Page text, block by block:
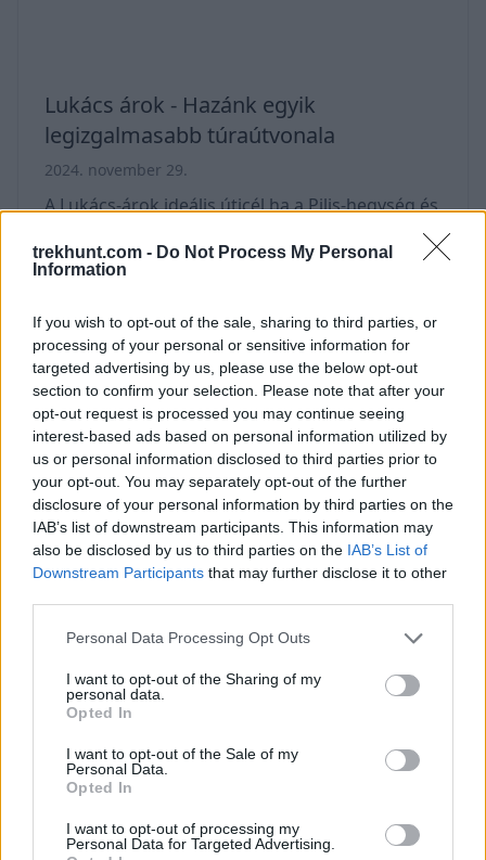
trekhunt.com - Do Not Process My Personal
Information
If you wish to opt-out of the sale, sharing to third parties, or
processing of your personal or sensitive information for
targeted advertising by us, please use the below opt-out
section to confirm your selection. Please note that after your
opt-out request is processed you may continue seeing
interest-based ads based on personal information utilized by
us or personal information disclosed to third parties prior to
your opt-out. You may separately opt-out of the further
disclosure of your personal information by third parties on the
IAB’s list of downstream participants. This information may
also be disclosed by us to third parties on the IAB’s List of
Downstream Participants that may further disclose it to other
Please note that this website/app uses one or more Google
not limited to your visit or usage behaviour. You may click to
grant or deny consent to Google and its third-party tags to
use your data for below specified purposes in below Google
consent section.
Personal Data Processing Opt Outs
I want to opt-out of the Sharing of my
personal data.
Opted In
I want to opt-out of the Sale of my
Personal Data.
Opted In
I want to opt-out of processing my
Personal Data for Targeted Advertising.
Lukács árok - Hazánk egyik
legizgalmasabb túraútvonala
2024. november 29.
A Lukács-árok ideális úticél ha a Pilis-hegység és
kirándulóhelyet. A vadregényes szurdok
találjuk. Párhuzamosan fekszik a Rám
szakadékkal, így sokan egy körtúra keretén
belül kirándulják végig mindkettőt. Ez a
különleges geológiai képződmény és a
környező természetvédelmi terület számos
érdekességet kínál a túrázóknak. 💡A Rám
szakadék végén a sárga jelzést követve jobbra,
az Árpádvár (484 m) csúcsát megkerülve kezdhe
Veľký Rozsutec (1610 m) - Kiindulópont,
képek, túraútvonal ...
2024. november 26.
A Veľký Rozsutec Szlovákia egyik legikonikusabb
és legfestőibb hegye. Az ország északi részén, a
formájáról és lenyűgöző kilátásáról híres.